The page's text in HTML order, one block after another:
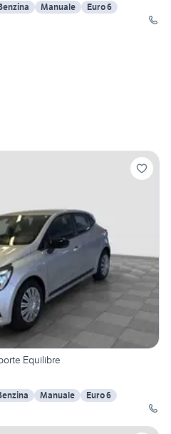
Manuale
Euro 6
Equilibre
Manuale
Euro 6